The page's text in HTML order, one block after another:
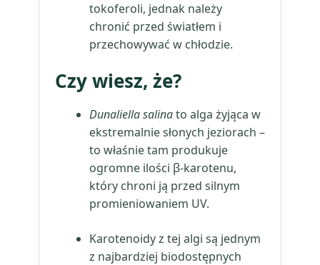
tokoferoli, jednak należy
chronić przed światłem i
przechowywać w chłodzie.
Czy wiesz, że?
Dunaliella salinato alga żyjąca w
ekstremalnie słonych jeziorach –
to właśnie tam produkuje
ogromne ilości β-karotenu,
który chroni ją przed silnym
promieniowaniem UV.
Karotenoidy z tej algi są jednym
z najbardziej biodostępnych